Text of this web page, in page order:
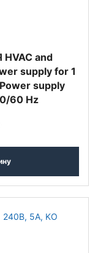
and
supply for 1
supply
60 Hz